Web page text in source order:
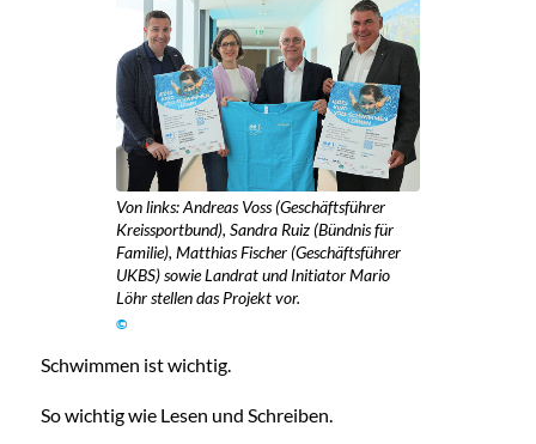
Von links: Andreas Voss (Geschäftsführer
Kreissportbund), Sandra Ruiz (Bündnis für
Familie), Matthias Fischer (Geschäftsführer
UKBS) sowie Landrat und Initiator Mario
Löhr stellen das Projekt vor.
©
Schwimmen ist wichtig.
So wichtig wie Lesen und Schreiben.